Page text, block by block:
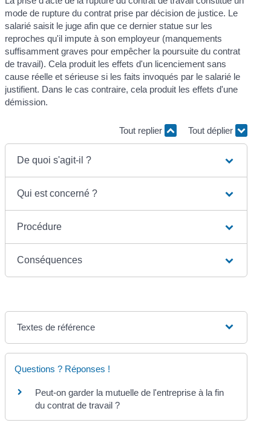
mode de rupture du contrat prise par décision de justice. Le
salarié saisit le juge afin que ce dernier statue sur les
reproches qu'il impute à son employeur (manquements
suffisamment graves pour empêcher la poursuite du contrat
de travail). Cela produit les effets d'un licenciement sans
cause réelle et sérieuse si les faits invoqués par le salarié le
justifient. Dans le cas contraire, cela produit les effets d'une
démission.
Tout replier Tout déplier
De quoi s'agit-il ?
Qui est concerné ?
Procédure
Conséquences
Textes de référence
Questions ? Réponses !
Peut-on garder la mutuelle de l'entreprise à la fin
du contrat de travail ?